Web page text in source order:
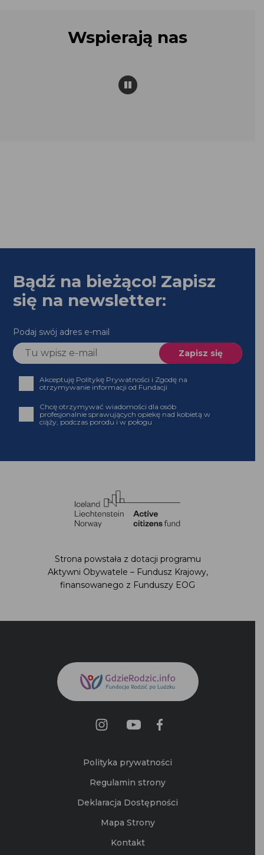
Wspierają nas
Pause
Bądź na bieżąco! Zapisz
się na newsletter:
Podaj swój adres e-mail
Akceptuję Politykę Prywatności i Zgodę na
otrzymywanie informacji od Fundacji
Chcę otrzymywać wiadomości dla osób
profesjonalnie sprawujących opiekę nad kobietą w
ciąży, podczas porodu i w połogu
Strona powstała z dotacji programu
Aktywni Obywatele – Fundusz Krajowy,
finansowanego z Funduszy EOG
Polityka prywatności
Regulamin strony
Deklaracja Dostępności
Mapa Strony
Kontakt